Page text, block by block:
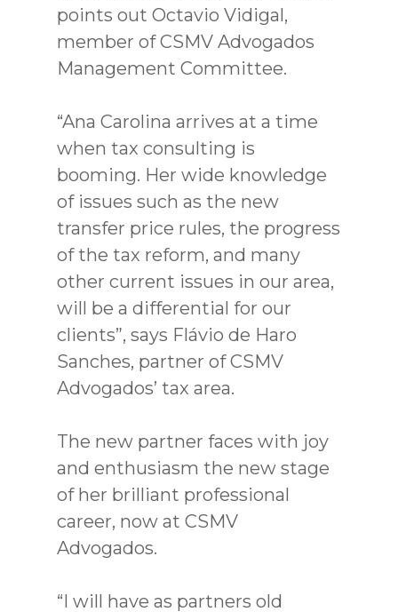
points out Octavio Vidigal,
member of CSMV Advogados
Management Committee.
“Ana Carolina arrives at a time
when tax consulting is
booming. Her wide knowledge
of issues such as the new
transfer price rules, the progress
of the tax reform, and many
other current issues in our area,
will be a differential for our
clients”, says Flávio de Haro
Sanches, partner of CSMV
Advogados’ tax area.
The new partner faces with joy
and enthusiasm the new stage
of her brilliant professional
career, now at CSMV
Advogados.
“I will have as partners old